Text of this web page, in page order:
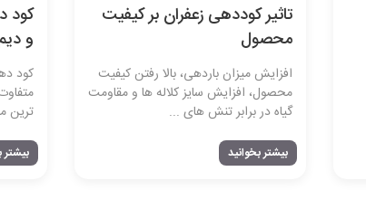
تاثیر کوددهی زعفران بر کیفیت
محصول
افزایش میزان باردهی، بالا رفتن کیفیت
محصول، افزایش سایز کلاله ها و مقاومت
گیاه در برابر تنش های ...
بیشتر بخوانید
کود
و
کود‌‌
ترین
بیشتر